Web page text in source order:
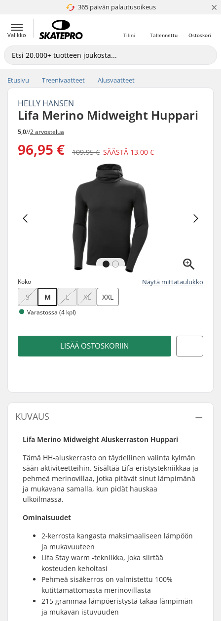
365 päivän palautusoikeus
4.8 / 5 ×
Valikko Ostoskori
Tallennettu
Tilini
Etusivu Treenivaatteet Alusvaatteet
HELLY HANSEN
Lifa Merino Midweight Huppari
5,0//2 arvostelua
96,95 € 109,95 € SÄÄSTÄ 13,00 €
Koko Näytä mittataulukko
S M L XL XXL
Varastossa (4 kpl)
LISÄÄ OSTOSKORIIN
KUVAUS
Lifa Merino Midweight Aluskerraston Huppari
Tämä HH-aluskerrasto on täydellinen valinta kylmän
sään aktiviteetteihin. Sisältää Lifa-eristystekniikkaa ja
pehmeä merinovillaa, jotka pitävät sinut lämpimänä
ja mukavana samalla, kun pidät hauskaa
ulkoilmassa.
Ominaisuudet
2-kerrosta kangasta maksimaaliseen lämpöön
ja mukavuuteen
Lifa Stay warm -tekniikka, joka siirtää
kosteuden keholtasi
Pehmeä sisäkerros on valmistettu 100%
kutittamattomasta merinovillasta
215 grammaa lämpöeristystä takaa lämpimän
ja mukavan istuvuuden